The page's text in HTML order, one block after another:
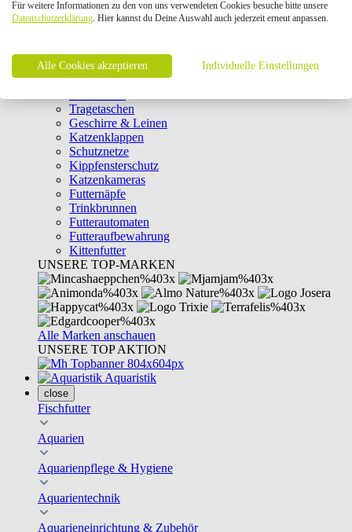
Intelligenzspielzeug
Laserpointer & Elektrospielzeug
Clicker & Target Sticks für Katzen
Weiteres Katzenspielzeug
Transportboxen
Tragetaschen
Geschirre & Leinen
Katzenklappen
Schutznetze
Kippfensterschutz
Katzenkameras
Futternäpfe
Trinkbrunnen
Futterautomaten
Futteraufbewahrung
Kittenfutter
UNSERE TOP-MARKEN
Alle Marken anschauen
UNSERE TOP AKTION
Aquaristik
close
Fischfutter
Aquarien
Aquarienpflege & Hygiene
Aquarientechnik
Aquarieneinrichtung & Zubehör
Für weitere Informationen zu den von uns verwendeten Cookies besuche bitte unsere
Datenschutzerklärung. Hier kannst du Deine Auswahl auch jederzeit erneut anpassen.
Alle Cookies akzeptieren Individuelle Einstellungen